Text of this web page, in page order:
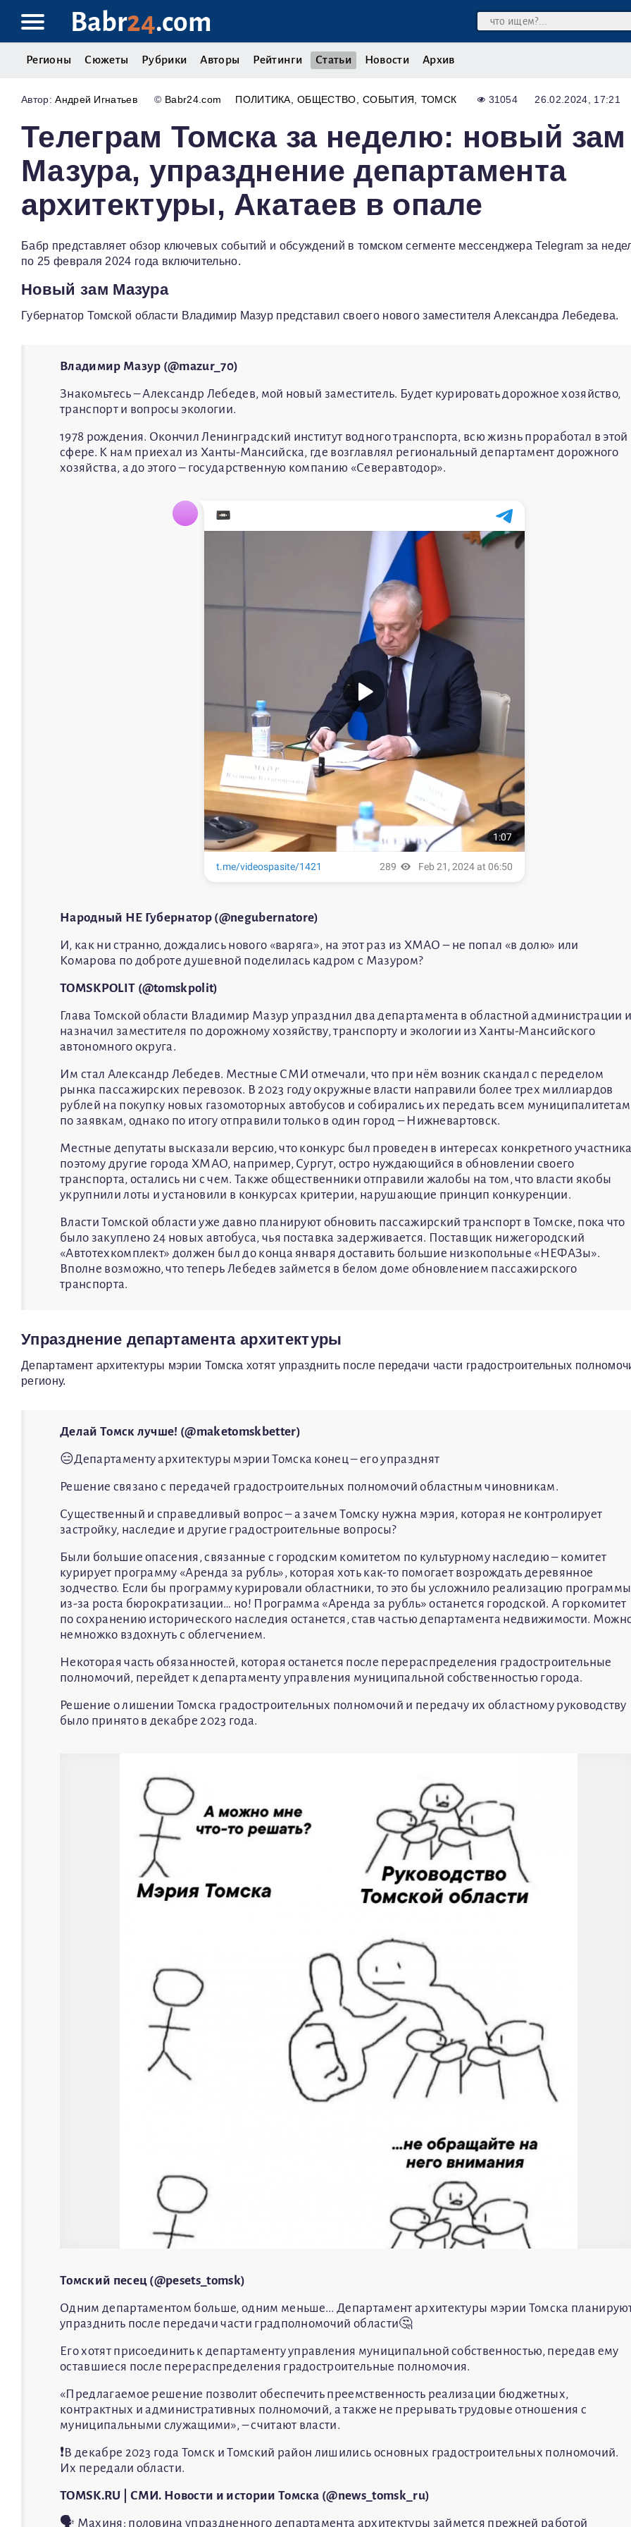
Babr24.com
Регионы Сюжеты Рубрики Авторы Рейтинги Статьи Новости Архив
Андрей Игнатьев © Babr24.com ПОЛИТИКА ОБЩЕСТВО СОБЫТИЯ ТОМСК 31054 26.02.2024, 17:21
Телеграм Томска за неделю: новый зам
Мазура, упразднение департамента
архитектуры, Акатаев в опале
Бабр представляет обзор ключевых событий и обсуждений в томском сегменте мессенджера Telegram за
по 25 февраля 2024 года включительно.
Новый зам Мазура
Губернатор Томской области Владимир Мазур представил своего нового заместителя Александра Лебедева.
Владимир Мазур (@mazur_70)
Знакомьтесь – Александр Лебедев, мой новый заместитель. Будет курировать дорожное хозяйство,
транспорт и вопросы экологии.
1978 рождения. Окончил Ленинградский институт водного транспорта, всю жизнь проработал в этой
сфере. К нам приехал из Ханты-Мансийска, где возглавлял региональный департамент дорожного
хозяйства, а до этого – государственную компанию «Северавтодор».
Народный НЕ Губернатор (@negubernatore)
И, как ни странно, дождались нового «варяга», на этот раз из ХМАО – не попал «в долю» или
Комарова по доброте душевной поделилась кадром с Мазуром?
TOMSKPOLIT (@tomskpolit)
Глава Томской области Владимир Мазур упразднил два департамента в областной администрации
назначил заместителя по дорожному хозяйству, транспорту и экологии из Ханты-Мансийского
автономного округа.
Им стал Александр Лебедев. Местные СМИ отмечали, что при нём возник скандал с переделом
рынка пассажирских перевозок. В 2023 году окружные власти направили более трех миллиардов
рублей на покупку новых газомоторных автобусов и собирались их передать всем муниципалитетам
по заявкам, однако по итогу отправили только в один город – Нижневартовск.
Местные депутаты высказали версию, что конкурс был проведен в интересах конкретного
поэтому другие города ХМАО, например, Сургут, остро нуждающийся в обновлении своего
транспорта, остались ни с чем. Также общественники отправили жалобы на том, что власти якобы
укрупнили лоты и установили в конкурсах критерии, нарушающие принцип конкуренции.
Власти Томской области уже давно планируют обновить пассажирский транспорт в Томске, пока что
было закуплено 24 новых автобуса, чья поставка задерживается. Поставщик нижегородский
«Автотехкомплект» должен был до конца января доставить большие низкопольные «НЕФАЗы».
Вполне возможно, что теперь Лебедев займется в белом доме обновлением пассажирского
транспорта.
Упразднение департамента архитектуры
Департамент архитектуры мэрии Томска хотят упразднить после передачи части градостроительных
региону.
Делай Томск лучше! (@maketomskbetter)
😑Департаменту архитектуры мэрии Томска конец – его упразднят
Решение связано с передачей градостроительных полномочий областным чиновникам.
Существенный и справедливый вопрос – а зачем Томску нужна мэрия, которая не контролирует
застройку, наследие и другие градостроительные вопросы?
Были большие опасения, связанные с городским комитетом по культурному наследию – комитет
курирует программу «Аренда за рубль», которая хоть как-то помогает возрождать деревянное
зодчество. Если бы программу курировали областники, то это бы усложнило реализацию программы
из-за роста бюрократизации… но! Программа «Аренда за рубль» останется городской. А горкомитет
по сохранению исторического наследия останется, став частью департамента недвижимости.
немножко вздохнуть с облегчением.
Некоторая часть обязанностей, которая останется после перераспределения градостроительные
полномочий, перейдет к департаменту управления муниципальной собственностью города.
Решение о лишении Томска градостроительных полномочий и передачу их областному руководству
было принято в декабре 2023 года.
Томский песец (@pesets_tomsk)
Одним департаментом больше, одним меньше... Департамент архитектуры мэрии Томска
упразднить после передачи части градполномочий области🤔
Его хотят присоединить к департаменту управления муниципальной собственностью, передав ему
оставшиеся после перераспределения градостроительные полномочия.
«Предлагаемое решение позволит обеспечить преемственность реализации бюджетных,
контрактных и административных полномочий, а также не прерывать трудовые отношения с
муниципальными служащими», – считают власти.
❗️В декабре 2023 года Томск и Томский район лишились основных градостроительных полномочий.
Их передали области.
TOMSK.RU | СМИ. Новости и истории Томска (@news_tomsk_ru)
🗣️ Махиня: половина упраздненного департамента архитектуры займется прежней работой